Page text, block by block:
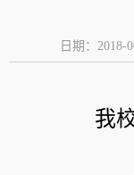
日期：2018-
我